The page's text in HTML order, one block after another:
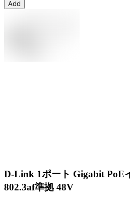
Add
D-Link 1ポート Gigabit PoE
802.3af準拠 48V